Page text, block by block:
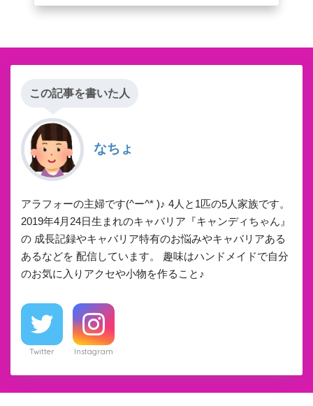
この記事を書いた人
なちょ
アラフォーの主婦です(^ー^* )♪ 4人と1匹の5人家族です。
2019年4月24日生まれのキャバリア『キャンディちゃん』
の 成長記録やキャバリア特有のお悩みやキャバリアある
あるなどを 配信しています。 趣味はハンドメイドで自分
のお気に入りアクセや小物を作ること♪
Twitter Instagram